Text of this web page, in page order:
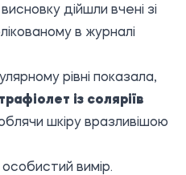
дійшли вчені зі
в журналі
рівні показала,
із соляріїв
шкіру вразливішою
вимір.